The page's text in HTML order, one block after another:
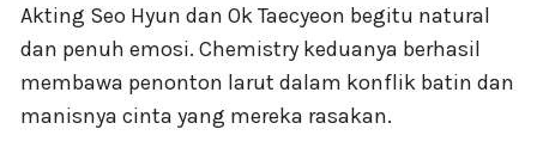
Akting Seo Hyun dan Ok Taecyeon begitu natural
dan penuh emosi. Chemistry keduanya berhasil
membawa penonton larut dalam konflik batin dan
manisnya cinta yang mereka rasakan.